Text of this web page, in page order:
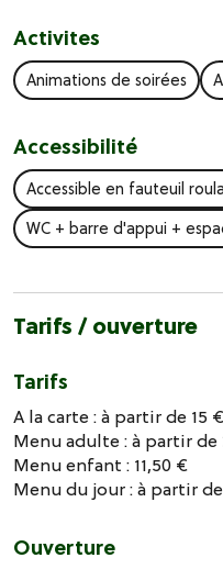
Activites
Animations de soirées
Accessibilité
Accessible en fauteuil
WC + barre d'appui +
Tarifs / ouverture
Tarifs
A la carte : à partir de 15 €
Menu adulte : à partir de
Menu enfant : 11,50 €
Menu du jour : à partir de
Ouverture